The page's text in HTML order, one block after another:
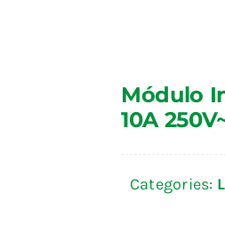
Módulo
10A
Categories: